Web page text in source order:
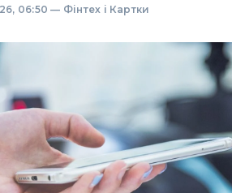
06:50 — Фінтех і Картки